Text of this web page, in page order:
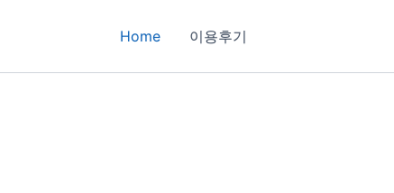
Home 이용후기